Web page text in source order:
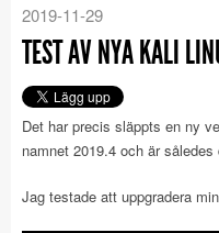
2019-11-29
TEST AV NYA KALI
Det har precis släppts en ny
namnet 2019.4 och är
Jag testade att uppgradera